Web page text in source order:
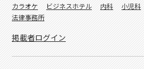
カラオケ
ビジネスホテル 内科 小児科
法律事務所
掲載者ログイン